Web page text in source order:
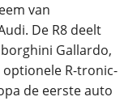
van
De R8 deelt
Gallardo,
R-tronic-
de eerste auto